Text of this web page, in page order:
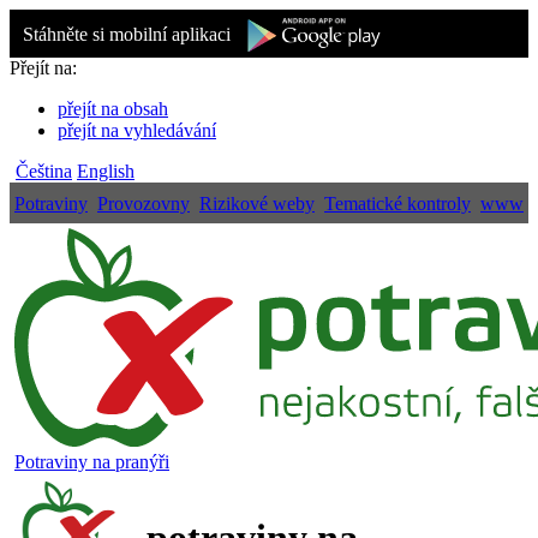
Stáhněte si mobilní aplikaci
Přejít na:
přejít na obsah
přejít na vyhledávání
Čeština English
Potraviny Provozovny Rizikové weby Tematické kontroly www
Potraviny na pranýři